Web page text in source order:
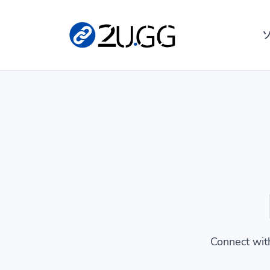
Connect